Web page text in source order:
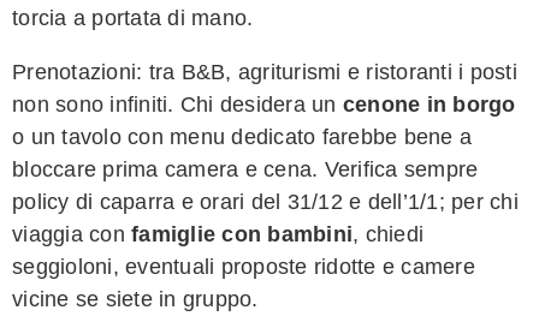
torcia a portata di mano.
Prenotazioni: tra B&B, agriturismi e ristoranti i posti
non sono infiniti. Chi desidera un cenone in borgo
o un tavolo con menu dedicato farebbe bene a
bloccare prima camera e cena. Verifica sempre
policy di caparra e orari del 31/12 e dell’1/1; per chi
viaggia con famiglie con bambini, chiedi
seggioloni, eventuali proposte ridotte e camere
vicine se siete in gruppo.